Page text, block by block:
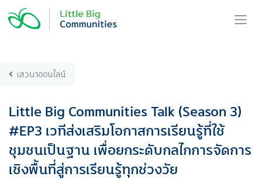
content
เสวนาออนไลน์
Little Big Communities Talk (Season 3)
#EP3 เวทีส่งเสริมโอกาสการเรียนรู้ที่ใช้
ชุมชนเป็นฐาน เพื่อยกระดับกลไกการจัดการ
เชิงพื้นที่สู่การเรียนรู้ทุกช่วงวัย